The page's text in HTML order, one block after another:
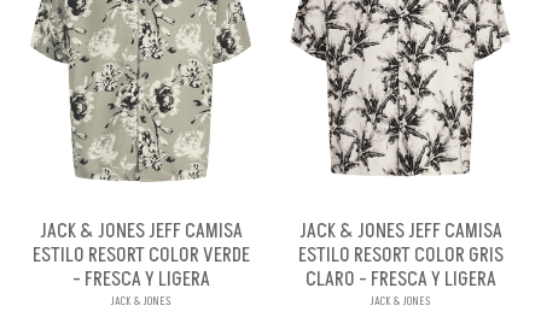
JACK & JONES JEFF CAMISA
ESTILO RESORT COLOR VERDE
- FRESCA Y LIGERA
JACK & JONES
JACK & JONES JEFF CAMISA
ESTILO RESORT COLOR GRIS
CLARO - FRESCA Y LIGERA
JACK & JONES